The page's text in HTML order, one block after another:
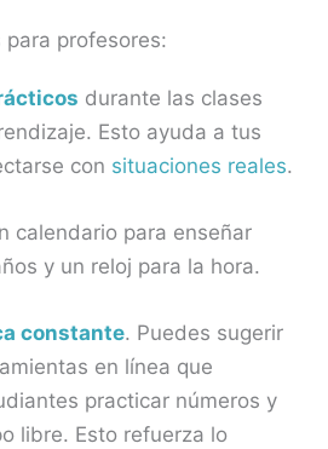
para profesores:
durante las clases
Esto ayuda a tus
con situaciones reales.
calendario para enseñar
y un reloj para la hora.
constante. Puedes sugerir
en línea que
practicar números y
libre. Esto refuerza lo